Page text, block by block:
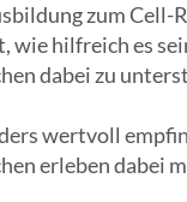
zum Cell-
wie hilfreich es
dabei zu
wertvoll
erleben dabei